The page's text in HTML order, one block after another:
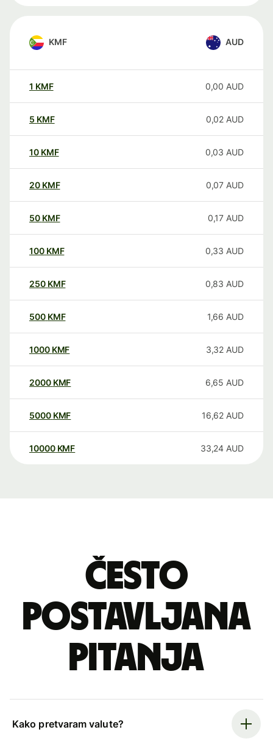
KMF AUD
1 KMF 0,00 AUD
5 KMF 0,02 AUD
10 KMF 0,03 AUD
20 KMF 0,07 AUD
50 KMF 0,17 AUD
100 KMF 0,33 AUD
250 KMF 0,83 AUD
500 KMF 1,66 AUD
1000 KMF 3,32 AUD
2000 KMF 6,65 AUD
5000 KMF 16,62 AUD
10000 KMF 33,24 AUD
Često
postavljana
pitanja
Kako pretvaram valute?